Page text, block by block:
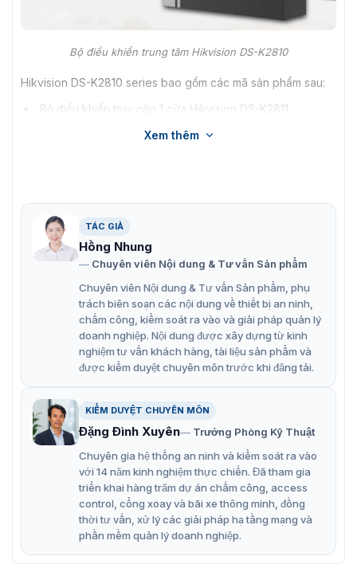
Bộ điều khiển trung tâm Hikvision DS-K2810
Hikvision DS-K2810 series bao gồm các mã sản phẩm sau:
Bộ điều khiển truy cập 1 cửa Hikvision DS-K2811
Bộ điều khiển truy cập 2 cửa Hikvision DS-K2812
Tính năng ưu việt của Hikvision DS-
K2810
Hikvision DS-K2810
được thiết kế đảm bảo an toàn và
hoạt động ổn định trong thời gian dài. Bộ điều khiển trung
tâm tương thích với nhiều loại đầu đọc thẻ, khóa điện, nút
thoát của Hikvision hoặc các bên khác. Thiết bị có những
tính năng ưu việt sau:
Hỗ trợ tải lên sự kiện báo động.
Quản lý tối đa 10.000 thẻ và 50.000 sự kiện.
Hỗ trợ pin dự phòng (máy chưa bao gồm pin).
Dữ liệu có thể được lưu khi bộ điều khiển truy cập bị tắt
nguồn.
Hỗ trợ giao diện RS-485 và giao diện Wiegand để truy
cập đầu đọc thẻ.
Giao diện Wiegand hỗ trợ W26/W34, tương thích mượt
mà với đầu đọc thẻ của bên thứ ba.
Xem thêm
TÁC GIẢ
Hồng Nhung
Chuyên viên Nội dung & Tư vấn Sản phẩm
Chuyên viên Nội dung & Tư vấn Sản phẩm, phụ
trách biên soạn các nội dung về thiết bị an ninh,
chấm công, kiểm soát ra vào và giải pháp quản lý
doanh nghiệp. Nội dung được xây dựng từ kinh
nghiệm tư vấn khách hàng, tài liệu sản phẩm và
được kiểm duyệt chuyên môn trước khi đăng tải.
KIỂM DUYỆT CHUYÊN MÔN
Đặng Đình Xuyên
Trưởng Phòng Kỹ Thuật
Chuyên gia hệ thống an ninh và kiểm soát ra vào
với 14 năm kinh nghiệm thực chiến. Đã tham gia
triển khai hàng trăm dự án chấm công, access
control, cổng xoay và bãi xe thông minh, đồng
thời tư vấn, xử lý các giải pháp hạ tầng mạng và
phần mềm quản lý doanh nghiệp.